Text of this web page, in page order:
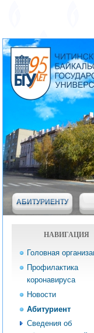
АБИТУРИЕНТУ
НАВИГАЦИЯ
Головная
Профилактика
коронавируса
Новости
Абитуриент
Сведения об